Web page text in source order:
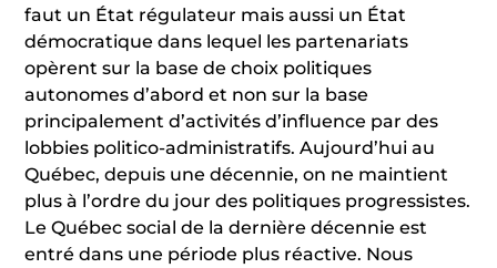
faut un État régulateur mais aussi un État
démocratique dans lequel les partenariats
opèrent sur la base de choix politiques
autonomes d’abord et non sur la base
principalement d’activités d’influence par des
lobbies politico-administratifs. Aujourd’hui au
Québec, depuis une décennie, on ne maintient
plus à l’ordre du jour des politiques progressistes.
Le Québec social de la dernière décennie est
entré dans une période plus réactive. Nous